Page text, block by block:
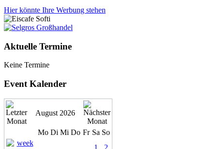
Hier könnte Ihre Werbung stehen
Aktuelle Termine
Keine Termine
Event Kalender
August 2026
Mo Di Mi Do Fr Sa So
1
2